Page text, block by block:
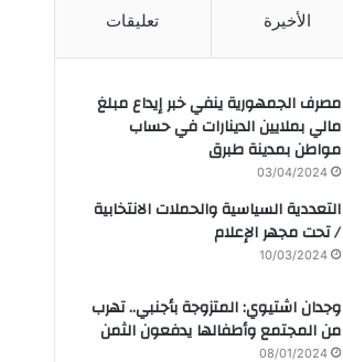
الأخيرة تعليقات
مصرف الجمهورية ينفي خبر إيداع مبلغ
مالي بملايين الدينارات في حساب
مواطن بمدينة طبرق
03/04/2024
التعددية السياسية والحملات الانتخابية
/ تحت مجهر الإعلام
10/03/2024
وجدان اشتيوي: المتزوجة بأجنبي.. تهرب
من المجتمع وأطفالها يدفعون الثمن
08/01/2024